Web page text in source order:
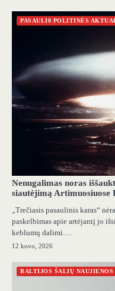
PASAULI0 POLITINĖS
Nenugalimas noras
siautėjimą Artimuosiuose
„Trečiasis pasaulinis karas“
paskelbimas apie artėjantį jo
keblumų dalimi.…
12 kovo, 2026
BALTIJOS ŠALIŲ NAUJIENOS